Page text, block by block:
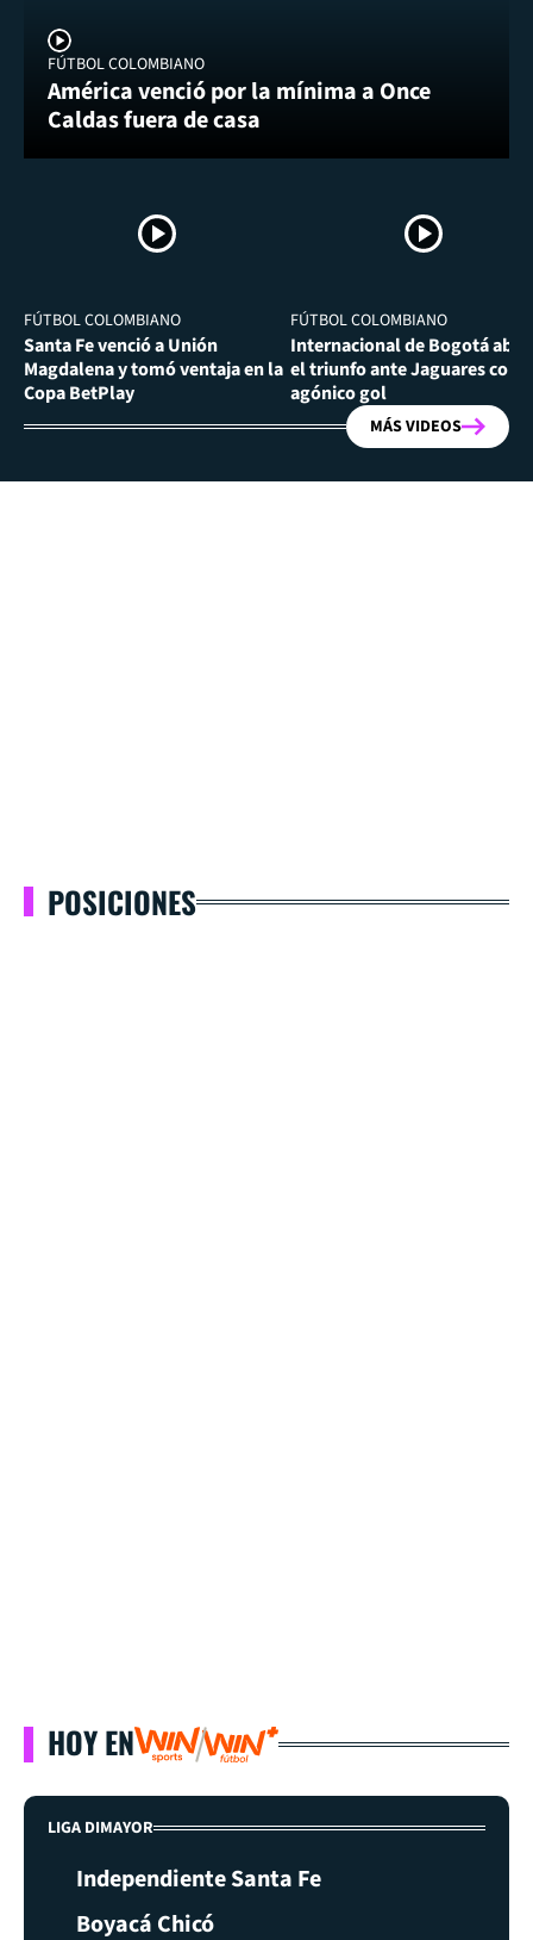
FÚTBOL COLOMBIANO
América venció por la mínima a Once
Caldas fuera de casa
FÚTBOL COLOMBIANO
Santa Fe venció a Unión
Magdalena y tomó ventaja en la
Copa BetPlay
FÚTBOL COLOMBIANO
Internacional de Bogotá
el triunfo ante Jaguares con
agónico gol
MÁS VIDEOS
POSICIONES
HOY EN
LIGA DIMAYOR
Independiente Santa Fe
Boyacá Chicó